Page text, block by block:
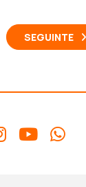
SEGUINTE